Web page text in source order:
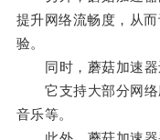
提升网络流畅度，从
验。
同时，蘑菇加速器
它支持大部分网络
音乐等。